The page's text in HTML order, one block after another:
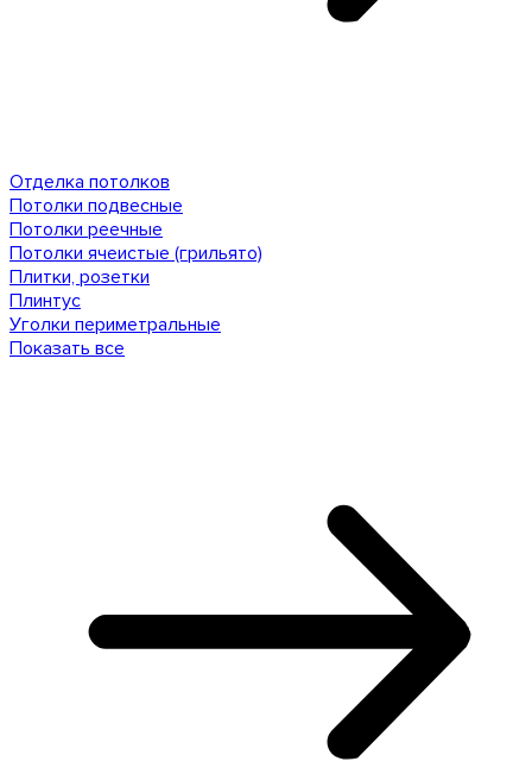
Отделка потолков
Потолки подвесные
Потолки реечные
Потолки ячеистые (грильято)
Плитки, розетки
Плинтус
Уголки периметральные
Показать все